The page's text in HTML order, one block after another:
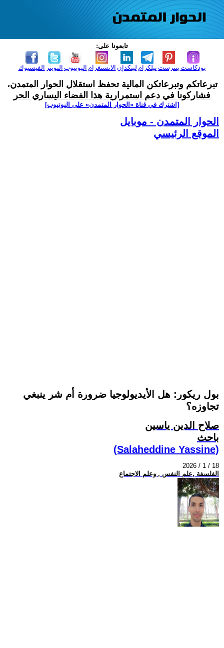
تابعونا على:
الفيسبوك التويتر اليوتيوب الانستغرام لينكدإن تيلكرامبنترست بودكاست
تبرعاتكم وتبرعاتكن المالية تحفظ استقلال الحوار المتمدن،
فشاركونا في دعم استمرارية هذا الفضاء اليساري الحر
[اشترك في قناة ‫«الحوار المتمدن» على اليوتيوب]
الحوار المتمدن - موبايل
الموقع الرئيسي
بول ريكور: هل الأيديولوجيا ضرورة أم شر ينبغي
تجاوزه؟
صلاح الدين ياسين
باحث
(Salaheddine Yassine)
2026 / 1 / 18
الفلسفة ,علم النفس , وعلم الاجتماع